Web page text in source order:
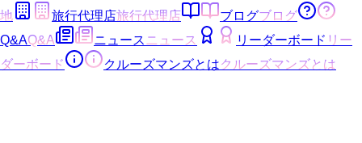
地
旅行代理店旅行代理店 ブログブログ
Q&AQ&A ニュース ニュース リーダーボード リー
ダーボード
クルーズマンズとはクルーズマンズとは